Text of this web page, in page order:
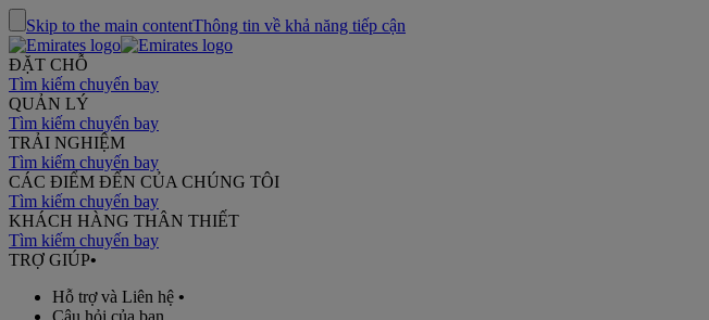
Skip to the main contentThông tin về khả năng tiếp cận
ĐẶT CHỖ
Tìm kiếm chuyến bay
QUẢN LÝ
Tìm kiếm chuyến bay
TRẢI NGHIỆM
Tìm kiếm chuyến bay
CÁC ĐIỂM ĐẾN CỦA CHÚNG TÔI
Tìm kiếm chuyến bay
KHÁCH HÀNG THÂN THIẾT
Tìm kiếm chuyến bay
TRỢ GIÚP•
Hỗ trợ và Liên hệ •
Câu hỏi của bạn